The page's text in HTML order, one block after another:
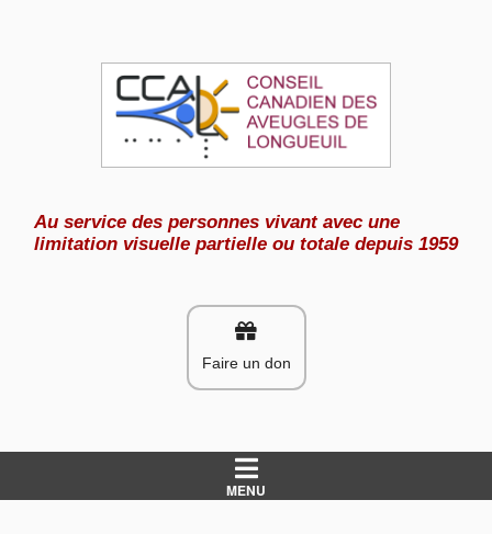
Au service des personnes vivant avec une
limitation visuelle partielle ou totale depuis 1959
Faire un don
MENU